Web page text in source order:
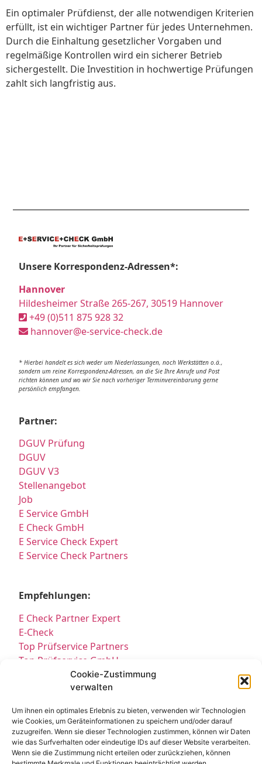
Cookie-Zustimmung
verwalten
Um ihnen ein optimales Erlebnis zu bieten, verwenden wir Technologien
wie Cookies, um Geräteinformationen zu speichern und/oder darauf
zuzugreifen. Wenn sie dieser Technologien zustimmen, können wir Daten
wie das Surfverhalten oder eindeutige IDs auf dieser Website verarbeiten.
Wenn sie die Zustimmung nicht erteilen oder zurückziehen, können
Ein optimaler Prüfdienst, der alle notwendigen Kriterien
erfüllt, ist ein wichtiger Partner für jedes Unternehmen.
Durch die Einhaltung gesetzlicher Vorgaben und
regelmäßige Kontrollen wird ein sicherer Betrieb
sichergestellt. Die Investition in hochwertige Prüfungen
zahlt sich langfristig aus.
Unsere Korrespondenz-Adressen*:
Hannover
Hildesheimer Straße 265-267, 30519 Hannover
+49 (0)511 875 928 32
hannover@e-service-check.de
* Hierbei handelt es sich weder um Niederlassungen, noch Werkstätten o.ä.,
sondern um reine Korrespondenz-Adressen, an die Sie Ihre Anrufe und Post
richten können und wo wir Sie nach vorheriger Terminvereinbarung gerne
persönlich empfangen.
Partner:
DGUV Prüfung
DGUV
DGUV V3
Stellenangebot
Job
E Service GmbH
E Check GmbH
E Service Check Expert
E Service Check Partners
Empfehlungen:
E Check Partner Expert
E-Check
Top Prüfservice Partners
Top Prüfservice GmbH
Prüfung DGUV3 GmbH
Sicherheitsprüfungen Partners
Prüfung E-Check Expert
Prüfung elektrischer Anlagen